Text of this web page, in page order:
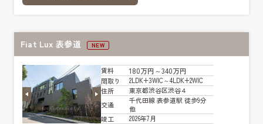
Fiat Lux 表参道 NEW
賃料 180万円～340万円
間取り
2LDK+3WIC～4LDK+2WIC
住所
東京都渋谷区渋谷４
交通
千代田線 表参道駅 徒歩9分
他
竣工
2026年7月